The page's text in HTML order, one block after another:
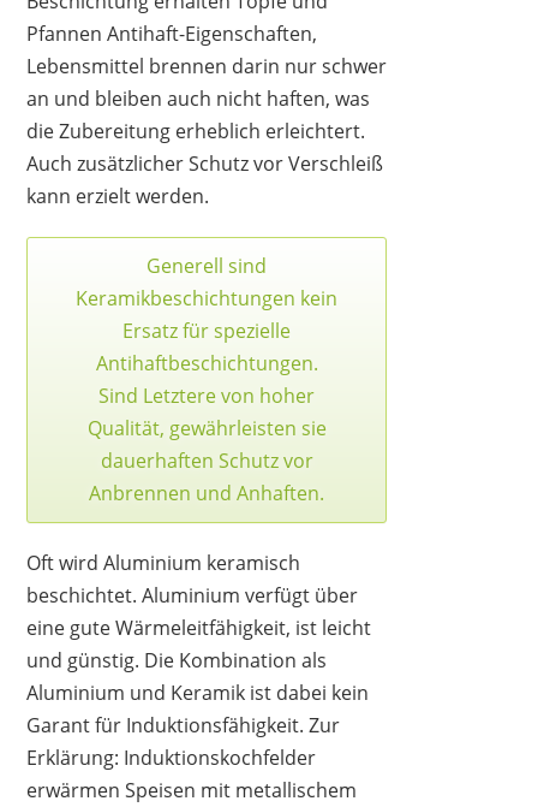
Pfannen Antihaft-Eigenschaften,
Lebensmittel brennen darin nur schwer
an und bleiben auch nicht haften, was
die Zubereitung erheblich erleichtert.
Auch zusätzlicher Schutz vor Verschleiß
kann erzielt werden.
Generell sind
Keramikbeschichtungen kein
Ersatz für spezielle
Antihaftbeschichtungen.
Sind Letztere von hoher
Qualität, gewährleisten sie
dauerhaften Schutz vor
Anbrennen und Anhaften.
Oft wird Aluminium keramisch
beschichtet. Aluminium verfügt über
eine gute Wärmeleitfähigkeit, ist leicht
und günstig. Die Kombination als
Aluminium und Keramik ist dabei kein
Garant für Induktionsfähigkeit. Zur
Erklärung: Induktionskochfelder
erwärmen Speisen mit metallischem